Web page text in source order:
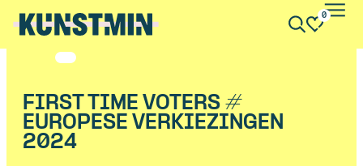
0
FIRST TIME VOTERS #
EUROPESE VERKIEZINGEN
2024